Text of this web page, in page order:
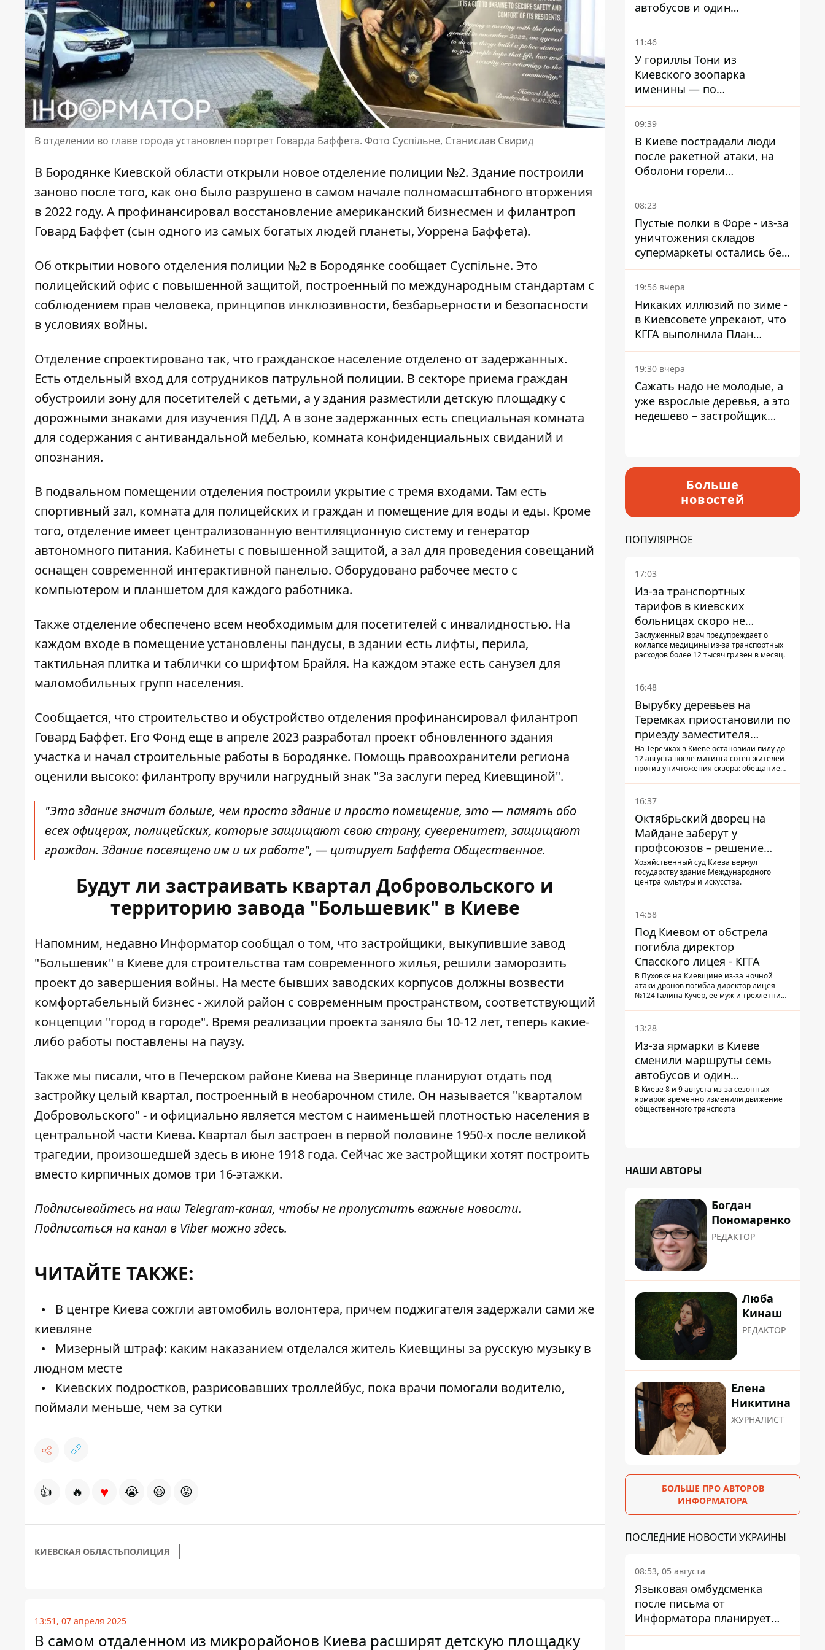
В отделении во главе города установлен портрет Говарда Баффета. Фото Суспільне, Станислав Свирид
В Бородянке Киевской области открыли новое отделение полиции №2. Здание построили
заново после того, как оно было разрушено в самом начале полномасштабного вторжения
в 2022 году. А профинансировал восстановление американский бизнесмен и филантроп
Говард Баффет (сын одного из самых богатых людей планеты, Уоррена Баффета).
Об открытии нового отделения полиции №2 в Бородянке сообщает Суспільне. Это
полицейский офис с повышенной защитой, построенный по международным стандартам с
соблюдением прав человека, принципов инклюзивности, безбарьерности и безопасности
в условиях войны.
Отделение спроектировано так, что гражданское население отделено от задержанных.
Есть отдельный вход для сотрудников патрульной полиции. В секторе приема граждан
обустроили зону для посетителей с детьми, а у здания разместили детскую площадку с
дорожными знаками для изучения ПДД. А в зоне задержанных есть специальная комната
для содержания с антивандальной мебелью, комната конфиденциальных свиданий и
опознания.
В подвальном помещении отделения построили укрытие с тремя входами. Там есть
спортивный зал, комната для полицейских и граждан и помещение для воды и еды. Кроме
того, отделение имеет централизованную вентиляционную систему и генератор
автономного питания. Кабинеты с повышенной защитой, а зал для проведения совещаний
оснащен современной интерактивной панелью. Оборудовано рабочее место с
компьютером и планшетом для каждого работника.
Также отделение обеспечено всем необходимым для посетителей с инвалидностью. На
каждом входе в помещение установлены пандусы, в здании есть лифты, перила,
тактильная плитка и таблички со шрифтом Брайля. На каждом этаже есть санузел для
маломобильных групп населения.
Сообщается, что строительство и обустройство отделения профинансировал филантроп
Говард Баффет. Его Фонд еще в апреле 2023 разработал проект обновленного здания
участка и начал строительные работы в Бородянке. Помощь правоохранители региона
оценили высоко: филантропу вручили нагрудный знак "За заслуги перед Киевщиной".
"Это здание значит больше, чем просто здание и просто помещение, это — память обо
всех офицерах, полицейских, которые защищают свою страну, суверенитет, защищают
граждан. Здание посвящено им и их работе", — цитирует Баффета Общественное.
Будут ли застраивать квартал Добровольского и
территорию завода "Большевик" в Киеве
Напомним, недавно Информатор сообщал о том, что застройщики, выкупившие завод
"Большевик" в Киеве для строительства там современного жилья, решили заморозить
проект до завершения войны. На месте бывших заводских корпусов должны возвести
комфортабельный бизнес - жилой район с современным пространством, соответствующий
концепции "город в городе". Время реализации проекта заняло бы 10-12 лет, теперь какие-
либо работы поставлены на паузу.
Также мы писали, что в Печерском районе Киева на Зверинце планируют отдать под
застройку целый квартал, построенный в необарочном стиле. Он называется "кварталом
Добровольского" - и официально является местом с наименьшей плотностью населения в
центральной части Киева. Квартал был застроен в первой половине 1950-х после великой
трагедии, произошедшей здесь в июне 1918 года. Сейчас же застройщики хотят построить
вместо кирпичных домов три 16-этажки.
Подписывайтесь на наш Telegram-канал, чтобы не пропустить важные новости.
Подписаться на канал в Viber можноздесь.
ЧИТАЙТЕ ТАКЖЕ:
В центре Киева сожгли автомобиль волонтера, причем поджигателя задержали сами же
киевляне
Мизерный штраф: каким наказанием отделался житель Киевщины за русскую музыку в
людном месте
Киевских подростков, разрисовавших троллейбус, пока врачи помогали водителю,
поймали меньше, чем за сутки
👍 🔥 ♥ 😭 😆 😡
КИЕВСКАЯ ОБЛАСТЬПОЛИЦИЯ
13:51, 07 апреля 2025
В самом отдаленном из микрорайонов Киева расширят детскую площадку
автобусов и один
троллейбус
11:46
У гориллы Тони из
Киевского зоопарка
именины — по
человеческим меркам ему
уже больше 90 лет
09:39
В Киеве пострадали люди
после ракетной атаки, на
Оболони горели
резервуары с топливом
08:23
Пустые полки в Форе - из-за
уничтожения складов
супермаркеты остались без
ассортимента
19:56 вчера
Никаких иллюзий по зиме -
в Киевсовете упрекают, что
КГГА выполнила План
устойчивости на 20%
19:30 вчера
Сажать надо не молодые, а
уже взрослые деревья, а это
недешево – застройщик
Больше
новостей
ПОПУЛЯРНОЕ
17:03
Из-за транспортных
тарифов в киевских
больницах скоро не
останется медсестер и
санитарок - профессор
Заслуженный врач предупреждает о
коллапсе медицины из-за транспортных
расходов более 12 тысяч гривен в месяц.
16:48
Вырубку деревьев на
Теремках приостановили по
приезду заместителя
Кличко - начался диалог
На Теремках в Киеве остановили пилу до
12 августа после митинга сотен жителей
против уничтожения сквера: обещание
прибывший наладить коммуникацию
16:37
Октябрьский дворец на
Майдане заберут у
профсоюзов – решение
Хозяйственного суда
Хозяйственный суд Киева вернул
государству здание Международного
центра культуры и искусства.
14:58
Под Киевом от обстрела
погибла директор
Спасского лицея - КГГА
В Пуховке на Киевщине из-за ночной
атаки дронов погибла директор лицея
№124 Галина Кучер, ее муж и трехлетний
13:28
Из-за ярмарки в Киеве
сменили маршруты семь
автобусов и один
троллейбус
В Киеве 8 и 9 августа из-за сезонных
ярмарок временно изменили движение
общественного транспорта
НАШИ АВТОРЫ
Богдан
Пономаренко
РЕДАКТОР
Люба
Кинаш
РЕДАКТОР
Елена
Никитина
ЖУРНАЛИСТ
БОЛЬШЕ ПРО АВТОРОВ
ИНФОРМАТОРА
ПОСЛЕДНИЕ НОВОСТИ УКРАИНЫ
08:53, 05 августа
Языковая омбудсменка
после письма от
Информатора планирует
наказать компанию-